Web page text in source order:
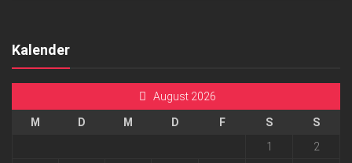
Kalender
August 2026
M D M D F S
S
1
2